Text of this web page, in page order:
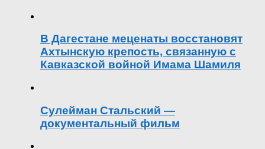
В Дагестане меценаты восстановят
Ахтынскую крепость, связанную с
Кавказской войной Имама Шамиля
Сулейман Стальский —
документальный фильм